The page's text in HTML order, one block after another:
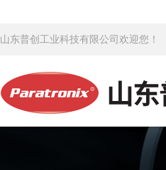
山东普创工业科技有限公司欢迎您！